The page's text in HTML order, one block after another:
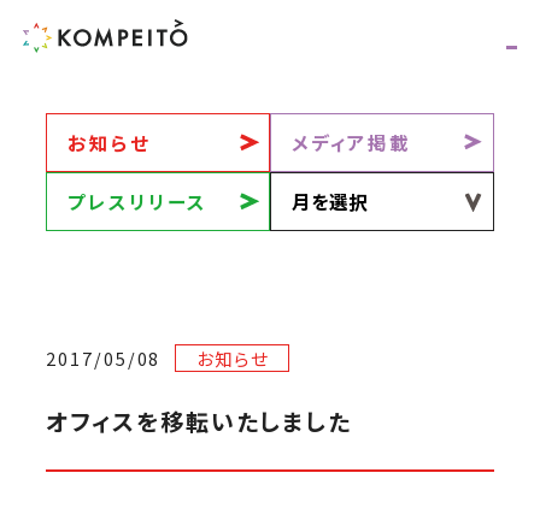
お知らせ メディア掲載
プレスリリース
2017/05/08 お知らせ
オフィスを移転いたしました